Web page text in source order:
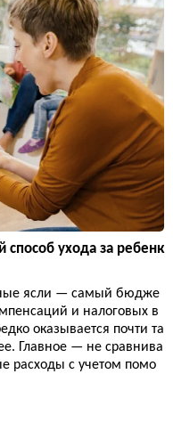
ухода за ребенк
ясли — самый бюдже
и налоговых в
оказывается почти та
Главное — не сравнива
расходы с учетом помо